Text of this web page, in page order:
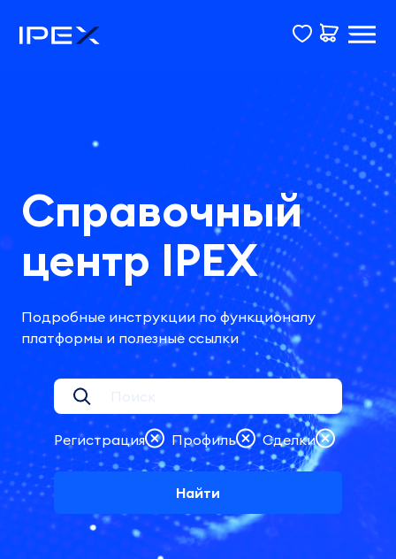
Справочный
центр IPEX
Подробные инструкции по функционалу
платформы и полезные ссылки
Регистрация Профиль Сделки
Найти